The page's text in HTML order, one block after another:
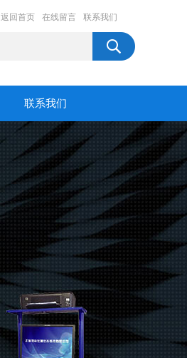
返回首页 在线留言 联系我们
联系我们